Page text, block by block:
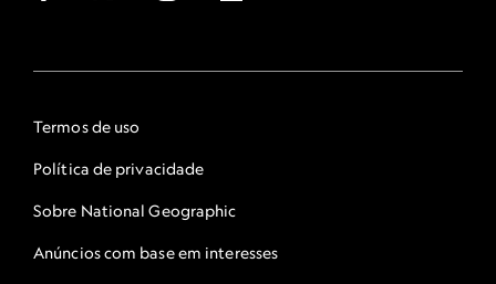
Termos de uso
Política de privacidade
Sobre National Geographic
Anúncios com base em interesses